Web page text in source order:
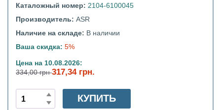
Каталожный номер: 2104-6100045
Производитель: ASR
Наличие на складе: В наличии
Ваша скидка: 5%
Цена на 10.08.2026:
334,00 грн317,34 грн.
КУПИТЬ